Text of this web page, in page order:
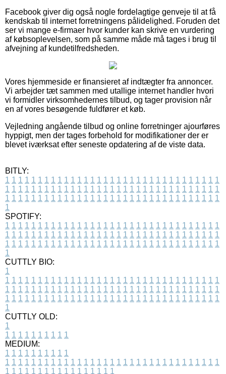
Facebook giver dig også nogle fordelagtige genveje til at få
kendskab til internet forretningens pålidelighed. Foruden det
ser vi mange e-firmaer hvor kunder kan skrive en vurdering
af købsoplevelsen, som på samme måde må tages i brug til
afvejning af kundetilfredsheden.
Vores hjemmeside er finansieret af indtægter fra annoncer.
Vi arbejder tæt sammen med utallige internet handler hvori
vi formidler virksomhedernes tilbud, og tager provision når
en af vores besøgende fuldfører et køb.
Vejledning angående tilbud og online forretninger ajourføres
hyppigt, men der tages forbehold for modifikationer der er
blevet iværksat efter seneste opdatering af de viste data.
BITLY:
1 1 1 1 1 1 1 1 1 1 1 1 1 1 1 1 1 1 1 1 1 1 1 1 1 1 1 1 1 1 1 1 1
1 1 1 1 1 1 1 1 1 1 1 1 1 1 1 1 1 1 1 1 1 1 1 1 1 1 1 1 1 1 1 1 1
1 1 1 1 1 1 1 1 1 1 1 1 1 1 1 1 1 1 1 1 1 1 1 1 1 1 1 1 1 1 1 1 1
1
SPOTIFY:
1 1 1 1 1 1 1 1 1 1 1 1 1 1 1 1 1 1 1 1 1 1 1 1 1 1 1 1 1 1 1 1 1
1 1 1 1 1 1 1 1 1 1 1 1 1 1 1 1 1 1 1 1 1 1 1 1 1 1 1 1 1 1 1 1 1
1 1 1 1 1 1 1 1 1 1 1 1 1 1 1 1 1 1 1 1 1 1 1 1 1 1 1 1 1 1 1 1 1
1
CUTTLY BIO:
1
1 1 1 1 1 1 1 1 1 1 1 1 1 1 1 1 1 1 1 1 1 1 1 1 1 1 1 1 1 1 1 1 1
1 1 1 1 1 1 1 1 1 1 1 1 1 1 1 1 1 1 1 1 1 1 1 1 1 1 1 1 1 1 1 1 1
1 1 1 1 1 1 1 1 1 1 1 1 1 1 1 1 1 1 1 1 1 1 1 1 1 1 1 1 1 1 1 1 1
1
CUTTLY OLD:
1
1 1 1 1 1 1 1 1 1 1
MEDIUM:
1 1 1 1 1 1 1 1 1 1
1 1 1 1 1 1 1 1 1 1 1 1 1 1 1 1 1 1 1 1 1 1 1 1 1 1 1 1 1 1 1 1 1
1 1 1 1 1 1 1 1 1 1 1 1 1 1 1 1 1